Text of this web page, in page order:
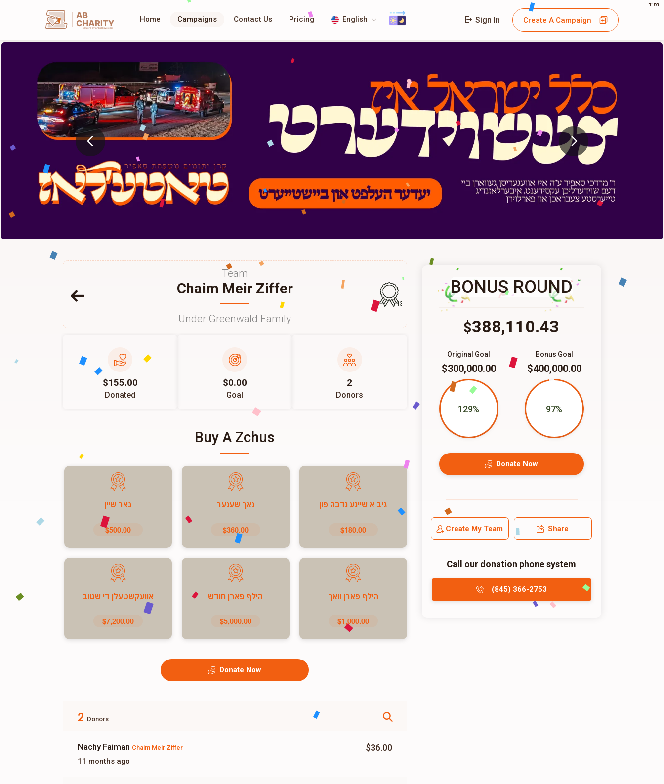
בס"ד
AB
CHARITY
powerd by ahblicklive.com
Home Campaigns Contact Us Pricing English Sign In Create A Campaign
Team
Chaim Meir Ziffer
Under Greenwald Family
135
$155.00
Donated
$0.00
Goal
2
Donors
Buy A Zchus
גיב א שיינע נדבה פון
$180.00
נאך שענער
$360.00
גאר שיין
$500.00
הילף פארן וואך
$1,000.00
הילף פארן חודש
$5,000.00
אוועקשטעלן די שטוב
$7,200.00
Donate Now
2 Donors
Nachy Faiman Chaim Meir Ziffer
11 months ago
$36.00
BONUS ROUND
$388,110.43
Bonus Goal
$400,000.00
97%
Original Goal
$300,000.00
129%
Donate Now
Create My Team Share
Call our donation phone system
(845) 366-2753